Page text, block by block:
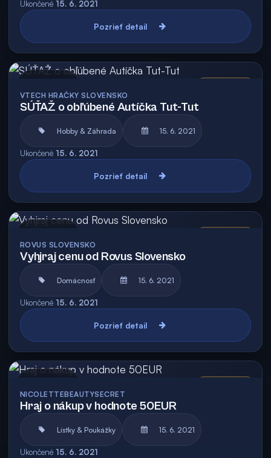
Ukončené 15. 6. 2021
Pozrieť detail
VTECH HRAČKY SLOVENSKO
SÚŤAŽ o obľúbené Autíčka Tut-Tut
Hobby & Záhrada 15. 6. 2021
Ukončené 15. 6. 2021
Pozrieť detail
ROVUS SLOVENSKO
Vyhjraj cenu od Rovus Slovensko
Domácnosť 15. 6. 2021
Ukončené 15. 6. 2021
Pozrieť detail
NICOLETTEBEAUTYSECRET
Hraj o nákup v hodnote 50EUR
Lístky & Poukážky 15. 6. 2021
Ukončené 15. 6. 2021